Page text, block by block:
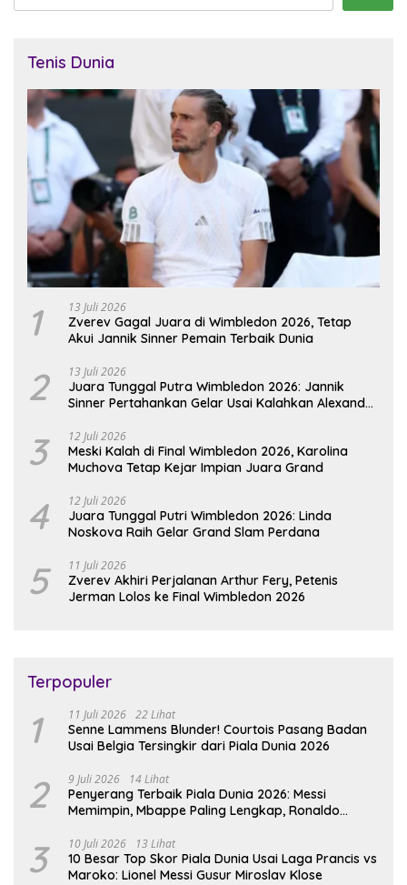
Tenis Dunia
1 13 Juli 2026
Zverev Gagal Juara di Wimbledon 2026, Tetap
Akui Jannik Sinner Pemain Terbaik Dunia
2 13 Juli 2026
Juara Tunggal Putra Wimbledon 2026: Jannik
Sinner Pertahankan Gelar Usai Kalahkan Alexander
3 12 Juli 2026
Meski Kalah di Final Wimbledon 2026, Karolina
Muchova Tetap Kejar Impian Juara Grand
4 12 Juli 2026
Juara Tunggal Putri Wimbledon 2026: Linda
Noskova Raih Gelar Grand Slam Perdana
5 11 Juli 2026
Zverev Akhiri Perjalanan Arthur Fery, Petenis
Jerman Lolos ke Final Wimbledon 2026
Terpopuler
1 11 Juli 2026 22 Lihat
Senne Lammens Blunder! Courtois Pasang Badan
Usai Belgia Tersingkir dari Piala Dunia 2026
2 9 Juli 2026 14 Lihat
Penyerang Terbaik Piala Dunia 2026: Messi
Memimpin, Mbappe Paling Lengkap, Ronaldo
3 10 Juli 2026 13 Lihat
10 Besar Top Skor Piala Dunia Usai Laga Prancis vs
Maroko: Lionel Messi Gusur Miroslav Klose